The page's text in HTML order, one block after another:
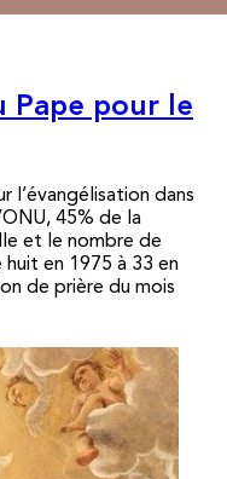
Pape pour le
l’évangélisation dans
45% de la
et le nombre de
en 1975 à 33 en
de prière du mois